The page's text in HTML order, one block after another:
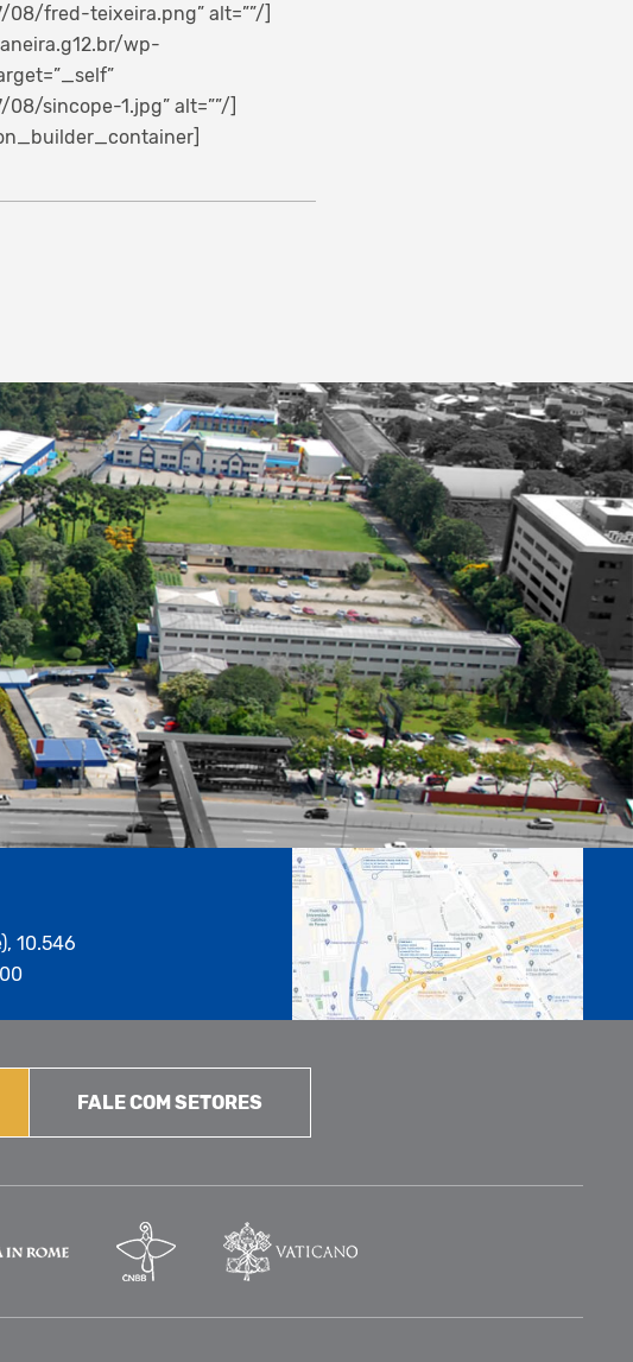
fred-teixeira.png” alt=””/]
wp-
sincope-1.jpg” alt=””/]
10.546
FALE COM SETORES